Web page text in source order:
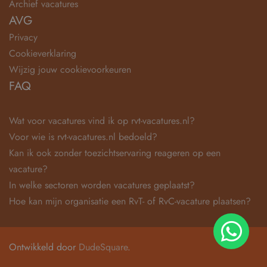
Archief vacatures
AVG
Privacy
Cookieverklaring
Wijzig jouw cookievoorkeuren
FAQ
Wat voor vacatures vind ik op rvt-vacatures.nl?
Voor wie is rvt-vacatures.nl bedoeld?
Kan ik ook zonder toezichtservaring reageren op een
vacature?
In welke sectoren worden vacatures geplaatst?
Hoe kan mijn organisatie een RvT- of RvC-vacature plaatsen?
Ontwikkeld door DudeSquare.